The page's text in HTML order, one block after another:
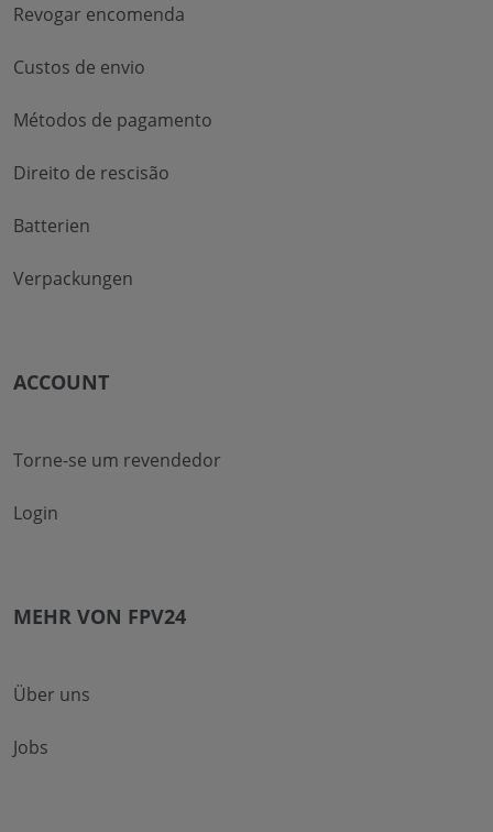
Revogar encomenda
Custos de envio
Métodos de pagamento
Direito de rescisão
Batterien
Verpackungen
ACCOUNT
Torne-se um revendedor
Login
MEHR VON FPV24
Über uns
Jobs